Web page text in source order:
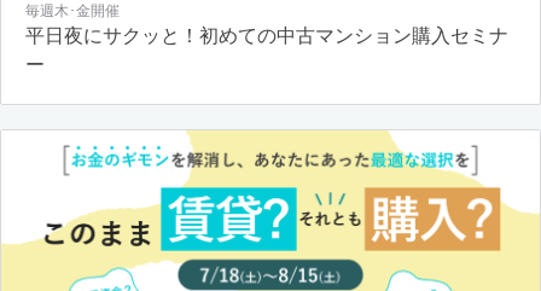
毎週木･金開催
平日夜にサクッと！初めての中古マンション購入セミナ
ー